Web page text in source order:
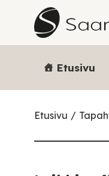
Skip to content
Etusivu
Etusivu